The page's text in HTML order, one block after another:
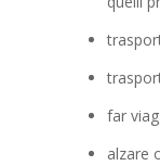
far
alzare